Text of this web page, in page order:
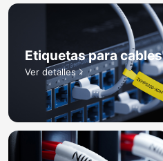
Etiquetas para cables​
Ver detalles​